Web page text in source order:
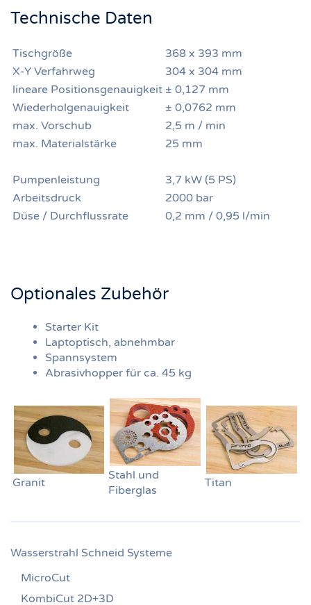
Technische Daten
Tischgröße
368 x 393 mm
X-Y Verfahrweg
304 x 304 mm
lineare Positionsgenauigkeit ± 0,127 mm
Wiederholgenauigkeit
± 0,0762 mm
max. Vorschub
2,5 m / min
max. Materialstärke
25 mm
Pumpenleistung
3,7 kW (5 PS)
Arbeitsdruck
2000 bar
Düse / Durchflussrate
0,2 mm / 0,95 l/min
Optionales Zubehör
Starter Kit
Laptoptisch, abnehmbar
Spannsystem
Abrasivhopper für ca. 45 kg
Granit
Stahl und
Fiberglas
Titan
Wasserstrahl Schneid Systeme
MicroCut
KombiCut 2D+3D